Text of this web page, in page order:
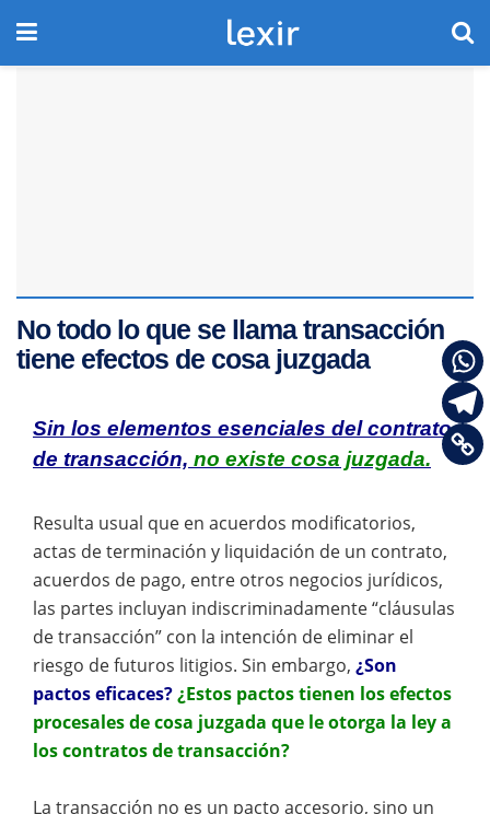
No todo lo que se llama transacción
tiene efectos de cosa juzgada
Sin los elementos esenciales del contrato
de transacción, no existe cosa juzgada.
Resulta usual que en acuerdos modificatorios,
actas de terminación y liquidación de un contrato,
acuerdos de pago, entre otros negocios jurídicos,
las partes incluyan indiscriminadamente “cláusulas
de transacción” con la intención de eliminar el
riesgo de futuros litigios. Sin embargo, ¿Son
pactos eficaces?¿Estos pactos tienen los efectos
procesales de cosa juzgada que le otorga la ley a
los contratos de transacción?
La transacción no es un pacto accesorio, sino un